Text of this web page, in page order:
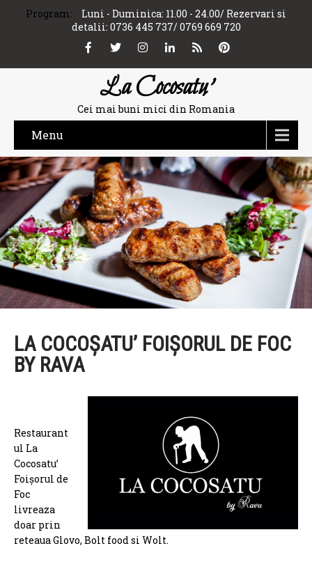
Program:
Luni - Duminica: 11.00 - 24.00/ Rezervari si
detalii: 0736 445 737/ 0769 669 720
La Cocosatu'
Cei mai buni mici din Romania
Menu
LA COCOȘATU’ FOIȘORUL DE FOC
BY RAVA
Restaurant
ul La
Cocosatu’
Foișorul de
Foc
livreaza
doar prin
reteaua Glovo, Bolt food si Wolt.